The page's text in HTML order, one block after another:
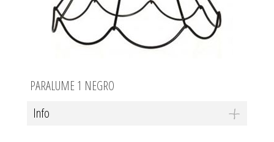
PARALUME 1 NEGRO
Info